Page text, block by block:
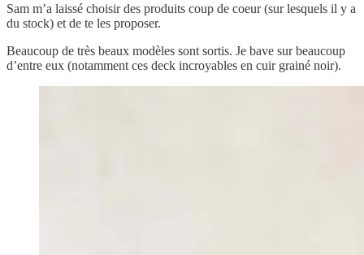
Sam m’a laissé choisir des produits coup de coeur (sur lesquels il y a
du stock) et de te les proposer.
Beaucoup de très beaux modèles sont sortis. Je bave sur beaucoup
d’entre eux (notamment ces deck incroyables en cuir grainé noir).